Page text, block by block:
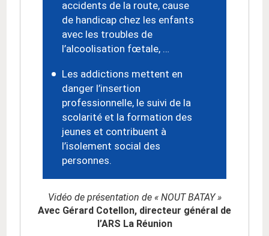
accidents de la route, cause
de handicap chez les enfants
avec les troubles de
l’alcoolisation fœtale, …
Les addictions mettent en
danger l’insertion
professionnelle, le suivi de la
scolarité et la formation des
jeunes et contribuent à
l’isolement social des
personnes.
Vidéo de présentation de « NOUT BATAY »
Avec Gérard Cotellon, directeur général de
l’ARS La Réunion